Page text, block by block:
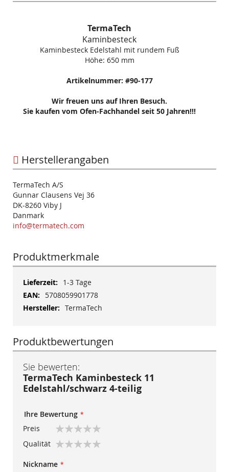
TermaTech
Kaminbesteck
Kaminbesteck Edelstahl mit rundem Fuß
Höhe: 650 mm
Artikelnummer: #90-177
Wir freuen uns auf Ihren Besuch.
Sie kaufen vom Ofen-Fachhandel seit 50 Jahren!!!
Herstellerangaben
TermaTech A/S
Gunnar Clausens Vej 36
DK-8260 Viby J
Danmark
info@termatech.com
Produktmerkmale
Mehr
Informationen
1-3 Tage
5708059901778
TermaTech
Produktbewertungen
Sie bewerten:
TermaTech Kaminbesteck 11
Edelstahl/schwarz 4-teilig
Ihre Bewertung
Preis
star
stars
stars
stars
stars
Qualität
star
stars
stars
stars
stars
Nickname